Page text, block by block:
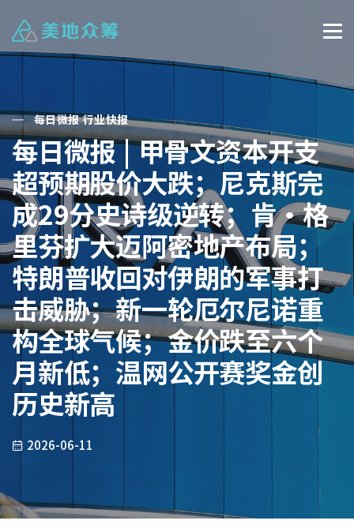
每日微报 行业快报
每日微报 | 甲骨文资本开支
超预期股价大跌；尼克斯完
成29分史诗级逆转；肯·格
里芬扩大迈阿密地产布局；
特朗普收回对伊朗的军事打
击威胁；新一轮厄尔尼诺重
构全球气候；金价跌至六个
月新低；温网公开赛奖金创
历史新高
2026-06-11